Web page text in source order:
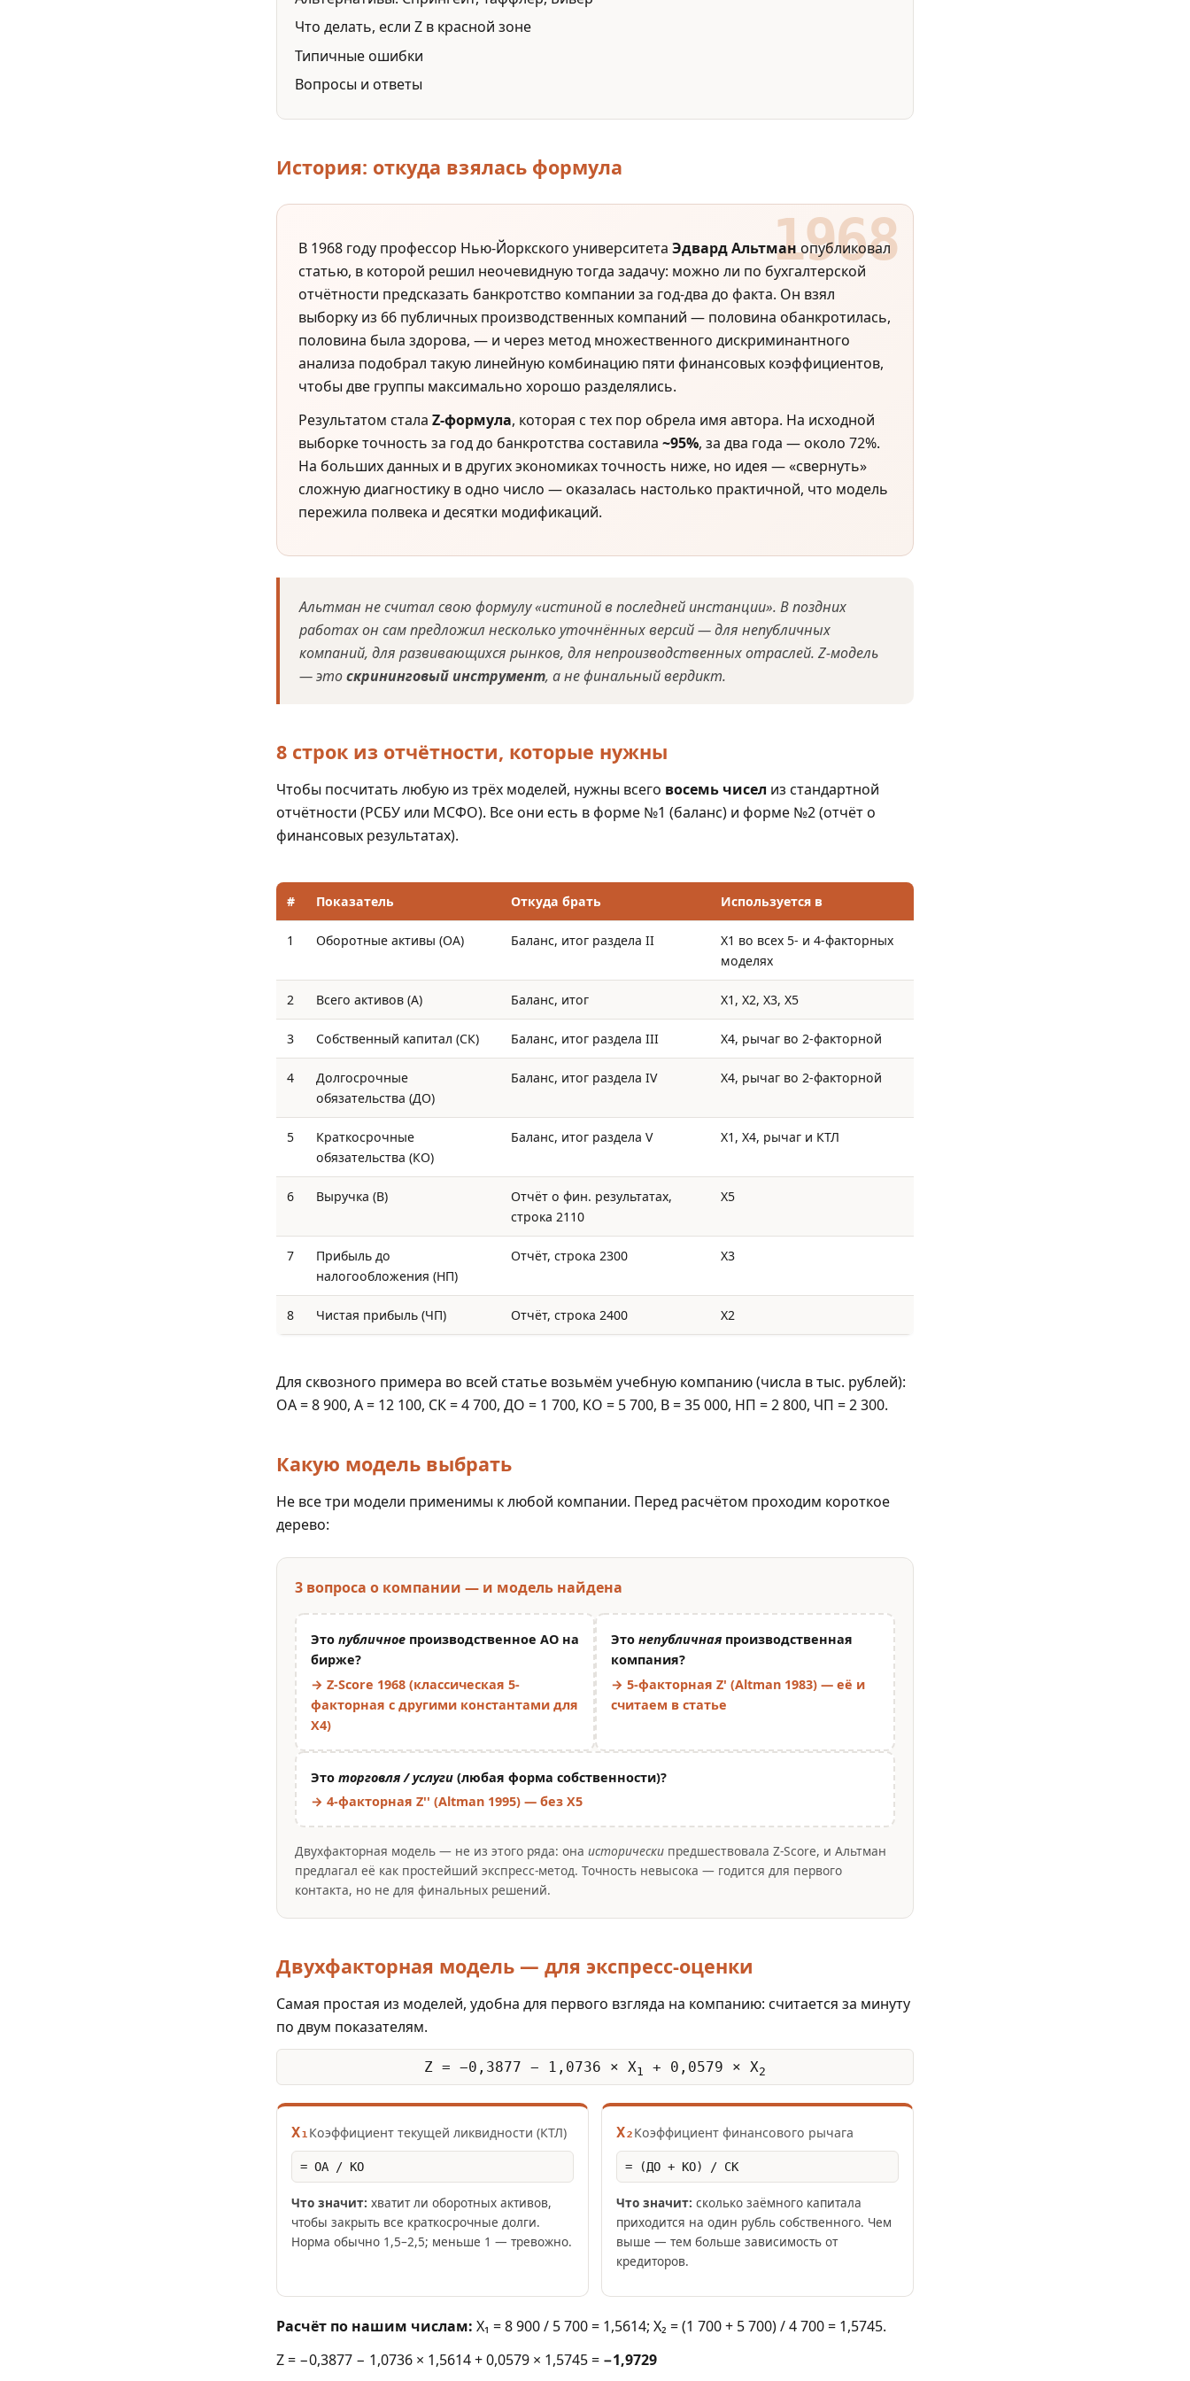
Что делать, если Z в красной зоне
Типичные ошибки
Вопросы и ответы
История: откуда взялась формула
В 1968 году профессор Нью-Йоркского университета Эдвард Альтманопубликовал
статью, в которой решил неочевидную тогда задачу: можно ли по бухгалтерской
отчётности предсказать банкротство компании за год-два до факта. Он взял
выборку из 66 публичных производственных компаний — половина обанкротилась,
половина была здорова, — и через метод множественного дискриминантного
анализа подобрал такую линейную комбинацию пяти финансовых коэффициентов,
чтобы две группы максимально хорошо разделялись.
Результатом стала Z-формула, которая с тех пор обрела имя автора. На исходной
выборке точность за год до банкротства составила ~95%, за два года — около 72%.
На больших данных и в других экономиках точность ниже, но идея — «свернуть»
сложную диагностику в одно число — оказалась настолько практичной, что модель
пережила полвека и десятки модификаций.
Альтман не считал свою формулу «истиной в последней инстанции». В поздних
работах он сам предложил несколько уточнённых версий — для непубличных
компаний, для развивающихся рынков, для непроизводственных отраслей. Z-модель
— этоскрининговый инструмент, а не финальный вердикт.
8 строк из отчётности, которые нужны
Чтобы посчитать любую из трёх моделей, нужны всего восемь чисел из стандартной
отчётности (РСБУ или МСФО). Все они есть в форме №1 (баланс) и форме №2 (отчёт о
финансовых результатах).
# Показатель Откуда брать Используется в
1 Оборотные активы (ОА) Баланс, итог раздела II
X1 во всех 5- и 4-факторных
моделях
2 Всего активов (А) Баланс, итог X1, X2, X3, X5
3 Собственный капитал (СК) Баланс, итог раздела III X4, рычаг во 2-факторной
4
Долгосрочные
обязательства (ДО)
Баланс, итог раздела IV X4, рычаг во 2-факторной
5
Краткосрочные
обязательства (КО)
Баланс, итог раздела V X1, X4, рычаг и КТЛ
6 Выручка (В)
Отчёт о фин. результатах,
строка 2110
X5
7
Прибыль до
налогообложения (НП)
Отчёт, строка 2300 X3
8 Чистая прибыль (ЧП) Отчёт, строка 2400 X2
Для сквозного примера во всей статье возьмём учебную компанию (числа в тыс. рублей):
ОА = 8 900, А = 12 100, СК = 4 700, ДО = 1 700, КО = 5 700, В = 35 000, НП = 2 800, ЧП = 2 300.
Какую модель выбрать
Не все три модели применимы к любой компании. Перед расчётом проходим короткое
дерево:
3 вопроса о компании — и модель найдена
Это публичное производственное АО на
бирже?
→ Z-Score 1968 (классическая 5-
факторная с другими константами для
X4)
Это непубличная производственная
компания?
→ 5-факторная Z' (Altman 1983) — её и
считаем в статье
Это торговля / услуги (любая форма собственности)?
→ 4-факторная Z'' (Altman 1995) — без X5
Двухфакторная модель — не из этого ряда: она исторически предшествовала Z-Score, и Альтман
предлагал её как простейший экспресс-метод. Точность невысока — годится для первого
контакта, но не для финальных решений.
Двухфакторная модель — для экспресс-оценки
Самая простая из моделей, удобна для первого взгляда на компанию: считается за минуту
по двум показателям.
Z = −0,3877 − 1,0736 × X1 + 0,0579 × X2
X₁Коэффициент текущей ликвидности (КТЛ)
= ОА / КО
Что значит: хватит ли оборотных активов,
чтобы закрыть все краткосрочные долги.
Норма обычно 1,5–2,5; меньше 1 — тревожно.
X₂Коэффициент финансового рычага
= (ДО + КО) / СК
Что значит: сколько заёмного капитала
приходится на один рубль собственного. Чем
выше — тем больше зависимость от
кредиторов.
Расчёт по нашим числам: X₁ = 8 900 / 5 700 = 1,5614; X₂ = (1 700 + 5 700) / 4 700 = 1,5745.
Z = −0,3877 − 1,0736 × 1,5614 + 0,0579 × 1,5745 = −1,9729